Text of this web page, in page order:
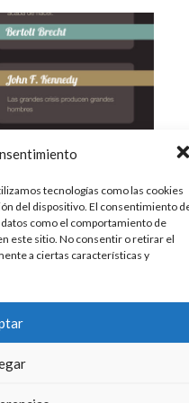
tecnologías como las cookies
del dispositivo. El consentimiento
como el comportamiento de
este sitio. No consentir o retirar el
a ciertas características y
dejamos con una
aplicadas al
de la historia. Es
adjuntamos el